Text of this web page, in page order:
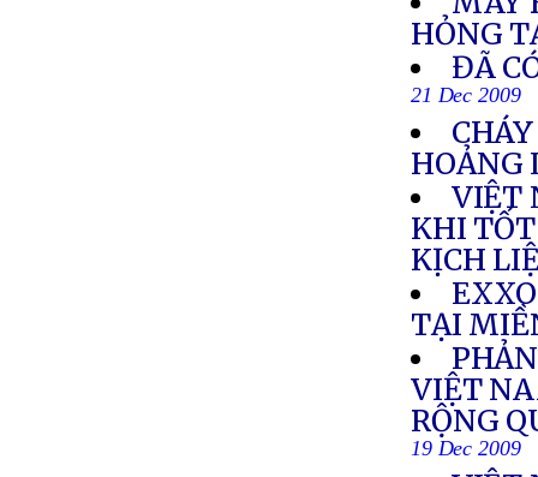
HỎNG
ĐÃ
21 Dec 2009
HOẢNG
VIỆT
KHI
KỊCH
TẠI
VIỆT
RỘNG
19 Dec 2009